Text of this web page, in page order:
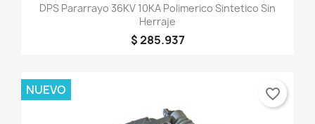
DPS Pararrayo 36KV 10KA Polimerico Sintetico Sin
Herraje
$ 285.937
NUEVO favorite_border